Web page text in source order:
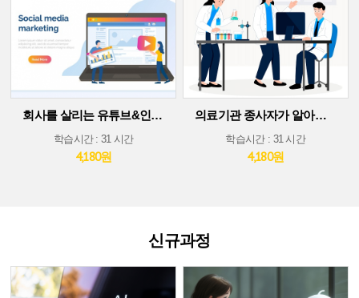
회사를 살리는 유튜브&인스타그램 소셜 미디어 마케팅
학습시간 : 31 시간
4,180원
의료기관 종사자가 알아야 할 의료기술 트렌드
학습시간 : 31 시간
4,180원
신규과정